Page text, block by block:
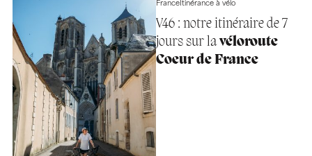
FranceItinérance à vélo
V46 : notre itinéraire de 7
jours sur lavéloroute
Coeur de France